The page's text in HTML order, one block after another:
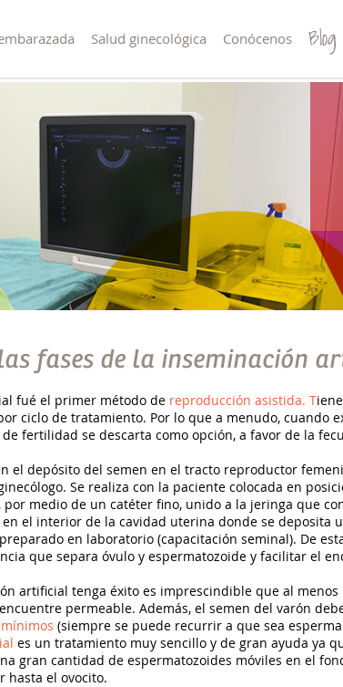
Salud ginecológica Conócenos Blog
fases de la inseminación
fué el primer método de reproducción asistida. T
ciclo de tratamiento. Por lo que a menudo, cuando
fertilidad se descarta como opción, a favor de la
el depósito del semen en el tracto reproductor
Se realiza con la paciente colocada en
por medio de un catéter fino, unido a la jeringa que
el interior de la cavidad uterina donde se deposita
en laboratorio (capacitación seminal). De
que separa óvulo y espermatozoide y facilitar el
artificial tenga éxito es imprescindible que al menos
permeable. Además, el semen del varón
(siempre se puede recurrir a que sea
es un tratamiento muy sencillo y de gran ayuda ya
gran cantidad de espermatozoides móviles en el
hasta el ovocito.